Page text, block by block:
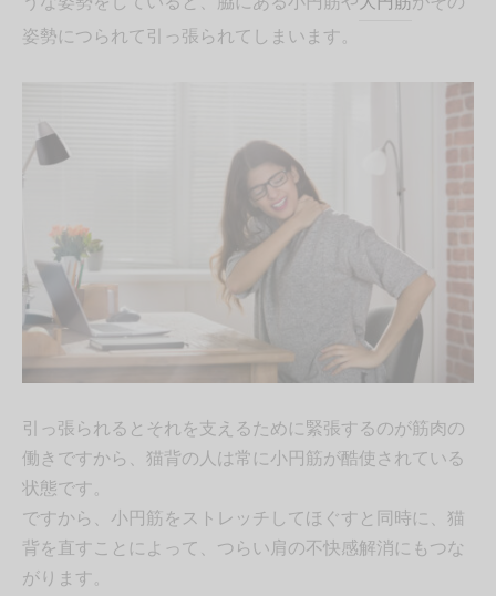
姿勢につられて引っ張られてしまいます。
引っ張られるとそれを支えるために緊張するのが筋肉の
働きですから、猫背の人は常に小円筋が酷使されている
状態です。
ですから、小円筋をストレッチしてほぐすと同時に、猫
背を直すことによって、つらい肩の不快感解消にもつな
がります。